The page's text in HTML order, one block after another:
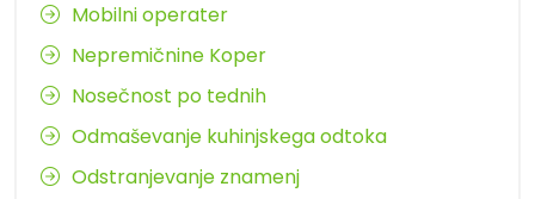
Mobilni operater
Nepremičnine Koper
Nosečnost po tednih
Odmaševanje kuhinjskega odtoka
Odstranjevanje znamenj